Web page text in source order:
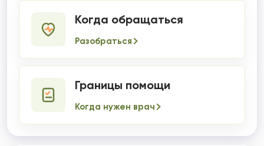
Когда обращаться
Разобраться
Границы помощи
Когда нужен врач